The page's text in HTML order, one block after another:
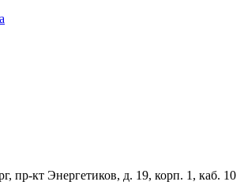
пр-кт Энергетиков, д. 19, корп. 1, каб. 10